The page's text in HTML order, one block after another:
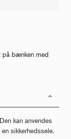
på bænken med
kan anvendes
sikkerhedssele.